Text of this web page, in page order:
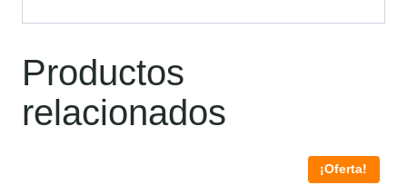
Productos
relacionados
¡Oferta!